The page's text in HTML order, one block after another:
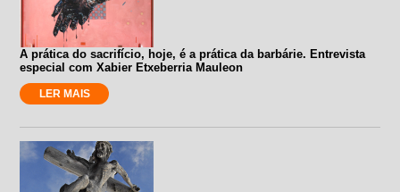
A prática do sacrifício, hoje, é a prática da barbárie. Entrevista
especial com Xabier Etxeberria Mauleon
LER MAIS